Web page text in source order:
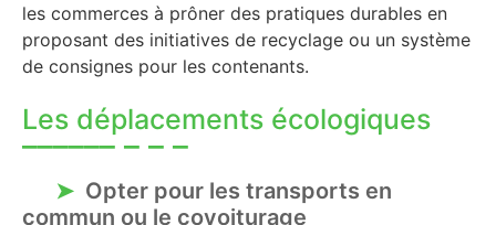
les commerces à prôner des pratiques durables en
proposant des initiatives de recyclage ou un système
de consignes pour les contenants.
Les déplacements écologiques
Opter pour les transports en
commun ou le covoiturage